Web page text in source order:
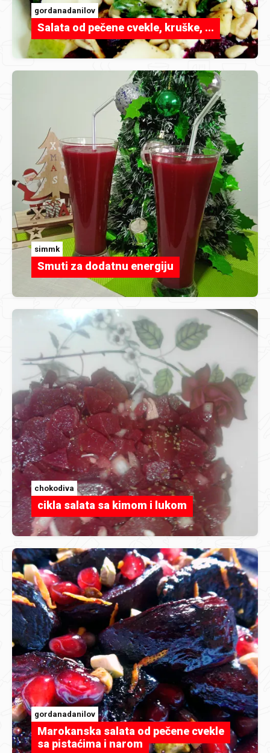
gordanadanilov
Salata od pečene cvekle, kruške, ...
simmk
Smuti za dodatnu energiju
chokodiva
cikla salata sa kimom i lukom
gordanadanilov
Marokanska salata od pečene cvekle
sa pistaćima i narom